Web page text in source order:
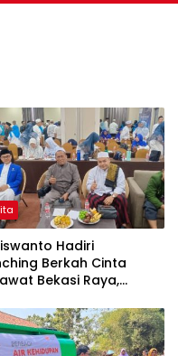
Hadiri
Berkah Cinta
Bekasi Raya,
Amanah